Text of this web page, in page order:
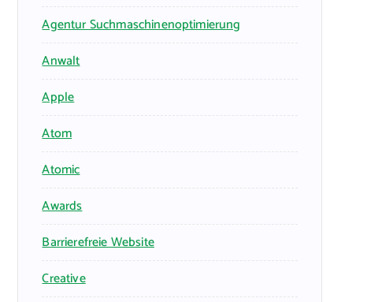
Agentur Suchmaschinenoptimierung
Anwalt
Apple
Atom
Atomic
Awards
Barrierefreie Website
Creative